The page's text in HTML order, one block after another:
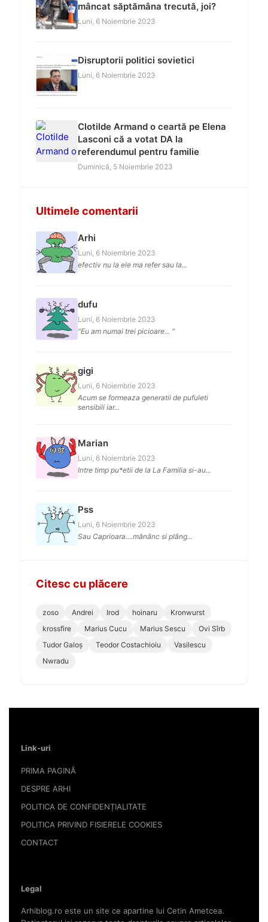
mâncat săptămâna trecută, joi?
Luni, 6 Noiembrie 2023
Disruptorii politici sovietici
Luni, 6 Noiembrie 2023
Clotilde Armand o ceartă pe Elena
Lasconi că a votat DA la
referendumul pentru familie
Duminică, 5 Noiembrie 2023
Ultimele comentarii
Arhi
Luni, 6 Noiembrie 2023
efectiv nu la ele ma refer sau la...
dufu
Luni, 6 Noiembrie 2023
"Eu am numai trei picioare... "
gigi
Luni, 6 Noiembrie 2023
Acum se formeaza generatii de pufuleti
sensibili iar...
Marian
Luni, 6 Noiembrie 2023
Intre timp pu*etii de la La Familia si-au...
Pss
Luni, 6 Noiembrie 2023
Sau Caprioara....mănânc si plâng...
Citesc cu plăcere
zoso Andrei Irod hoinaru
Kronwurst
krossfire
Marius Cucu Marius Sescu
Ovi Sîrb
Tudor Galoș
Teodor Costachioiu
Vasilescu
Nwradu
Link-uri
PRIMA PAGINĂ
DESPRE ARHI
POLITICA DE CONFIDENȚIALITATE
POLITICA PRIVIND FISIERELE COOKIES
CONTACT
Legal
Arhiblog.ro este un site ce apartine lui Cetin Ametcea.